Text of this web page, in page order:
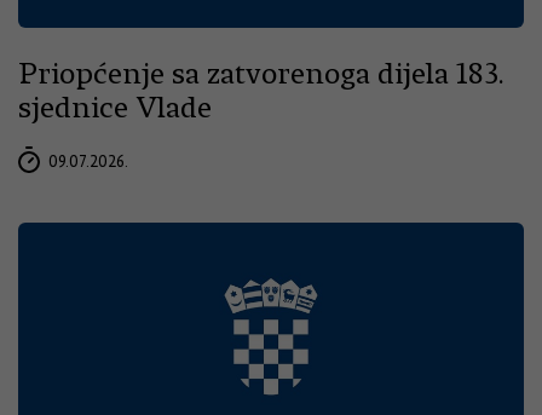
Priopćenje sa zatvorenoga dijela 183.
sjednice Vlade
09.07.2026.